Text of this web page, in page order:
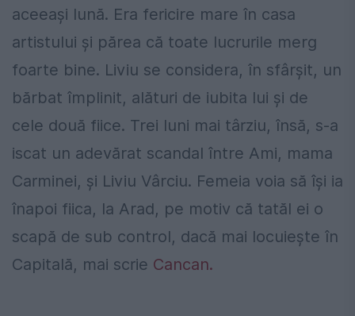
aceeaşi lună. Era fericire mare în casa
artistului şi părea că toate lucrurile merg
foarte bine. Liviu se considera, în sfârşit, un
bărbat împlinit, alături de iubita lui şi de
cele două fiice. Trei luni mai târziu, însă, s-a
iscat un adevărat scandal între Ami, mama
Carminei, şi Liviu Vârciu. Femeia voia să îşi ia
înapoi fiica, la Arad, pe motiv că tatăl ei o
scapă de sub control, dacă mai locuieşte în
Capitală, mai scrie Cancan.